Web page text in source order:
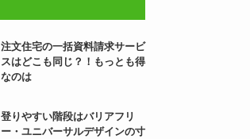
注文住宅の一括資料請求サービ
スはどこも同じ？！もっとも得
なのは
登りやすい階段はバリアフリ
ー・ユニバーサルデザインの寸